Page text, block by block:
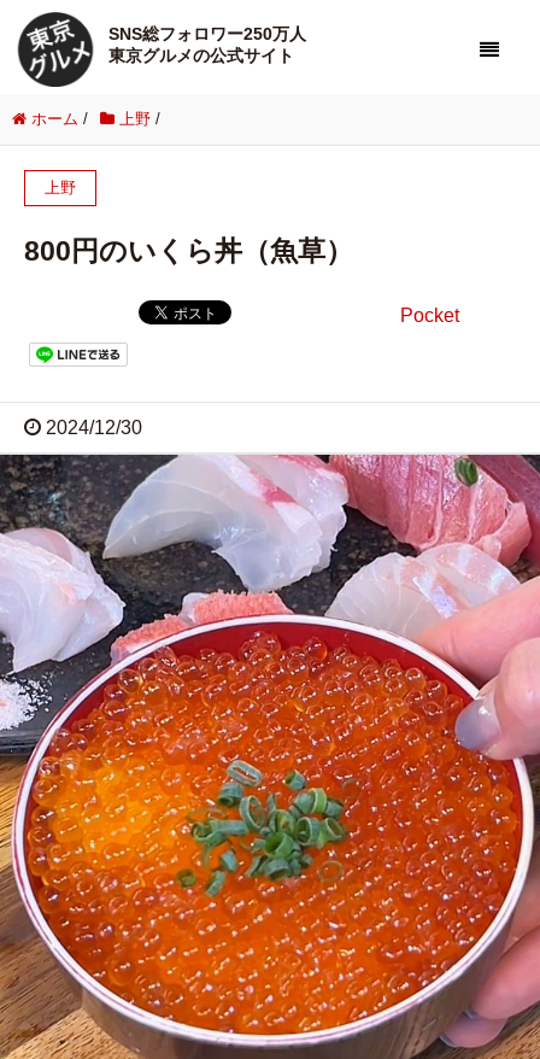
SNS総フォロワー250万人
東京グルメの公式サイト
ホーム / 上野 /
上野
800円のいくら丼（魚草）
Pocket
2024/12/30